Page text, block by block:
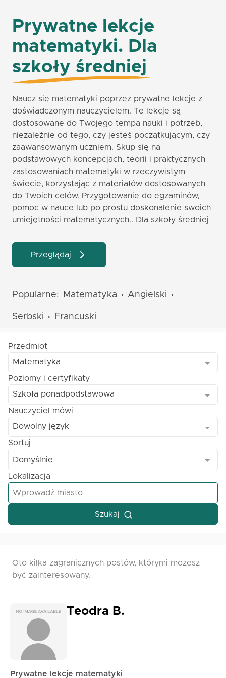
Prywatne lekcje
matematyki. Dla
szkoły średniej
Naucz się matematyki poprzez prywatne lekcje z
doświadczonym nauczycielem. Te lekcje są
dostosowane do Twojego tempa nauki i potrzeb,
niezależnie od tego, czy jesteś początkującym, czy
zaawansowanym uczniem. Skup się na
podstawowych koncepcjach, teorii i praktycznych
zastosowaniach matematyki w rzeczywistym
świecie, korzystając z materiałów dostosowanych
do Twoich celów. Przygotowanie do egzaminów,
pomoc w nauce lub po prostu doskonalenie swoich
umiejętności matematycznych.. Dla szkoły średniej
Przeglądaj
Popularne: Matematyka • Angielski •
Serbski • Francuski
Przedmiot
Matematyka
Poziomy i certyfikaty
Szkoła ponadpodstawowa
Nauczyciel mówi
Dowolny język
Sortuj
Domyślnie
Lokalizacja
Szukaj
Oto kilka zagranicznych postów, którymi możesz
być zainteresowany.
Teodra B.
Prywatne lekcje matematyki